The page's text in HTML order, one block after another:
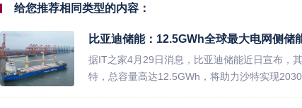
给您推荐相同类型的内容：
比亚迪储能：12.5GWh全球最大电网侧储
据IT之家4月29日消息，比亚迪储能近日宣布，
特，总容量高达12.5GWh，将助力沙特实现